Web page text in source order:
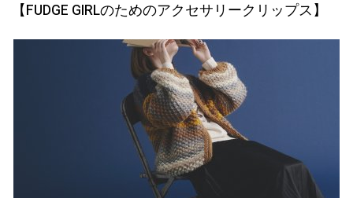
【FUDGE GIRLのためのアクセサリークリップス】